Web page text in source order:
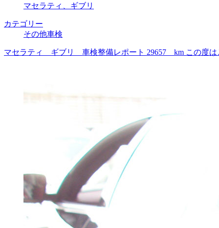
マセラティ、ギブリ
カテゴリー
その他車検
マセラティ ギブリ 車検整備レポート 29657 km この度は